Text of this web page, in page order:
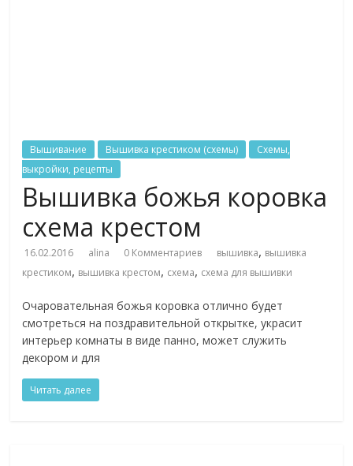
Вышивание Вышивка крестиком (схемы)
Схемы,
выкройки, рецепты
Вышивка божья коровка
схема крестом
16.02.2016 alina 0 Комментариев вышивка, вышивка
крестиком, вышивка крестом, схема, схема для вышивки
Очаровательная божья коровка отлично будет
смотреться на поздравительной открытке, украсит
интерьер комнаты в виде панно, может служить
декором и для
Читать далее